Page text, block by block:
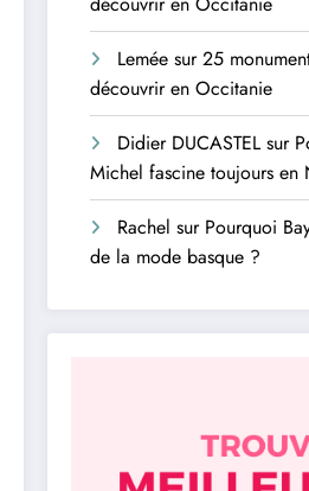
Lemée sur25
découvrir en Occitanie
Didier DUCASTEL sur
Michel fascine toujours en
Rachel sur Pourquoi
de la mode basque ?